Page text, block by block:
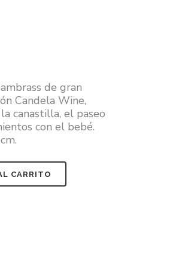
de gran
Candela Wine,
canastilla, el paseo
con el bebé.
CARRITO